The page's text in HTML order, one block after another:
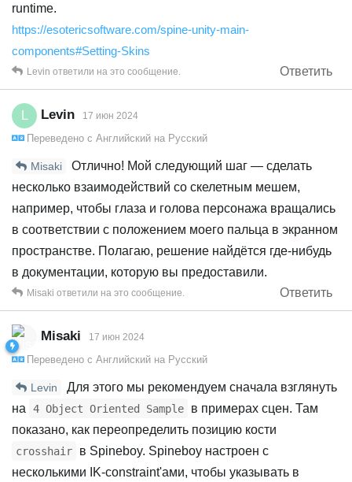
runtime.
https://esotericsoftware.com/spine-unity-main-
components#Setting-Skins
Ответить
Levin ответили на это сообщение.
Levin 17 июн 2024
Переведено с Английский на Русский
Misaki
Отлично! Мой следующий шаг — сделать
несколько взаимодействий со скелетным мешем,
например, чтобы глаза и голова персонажа вращались
в соответствии с положением моего пальца в экранном
пространстве. Полагаю, решение найдётся где-нибудь
в документации, которую вы предоставили.
Ответить
Misaki ответили на это сообщение.
Misaki 17 июн 2024
Переведено с Английский на Русский
Levin
Для этого мы рекомендуем сначала взглянуть
на
4 Object Oriented Sample
в примерах сцен. Там
показано, как переопределить позицию кости
crosshair
в Spineboy. Spineboy настроен с
несколькими IK-constraint'ами, чтобы указывать в